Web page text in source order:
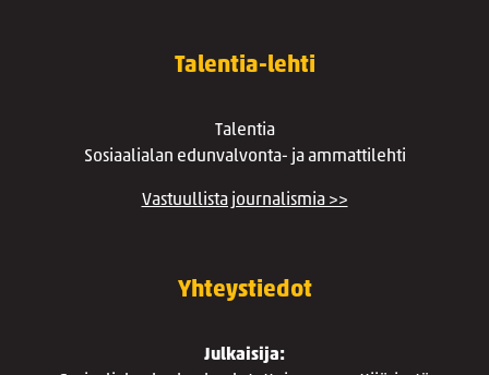
Talentia-lehti
Talentia
Sosiaalialan edunvalvonta- ja ammattilehti
Vastuullista journalismia >>
Yhteystiedot
Julkaisija: